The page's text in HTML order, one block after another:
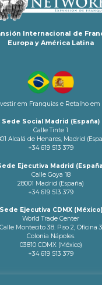
Internacional de
Europa y América Latina
em Franquias e Retalho em
Sede Social Madrid (España)
Calle Tinte 1
Alcalá de Henares, Madrid
+34 619 513 379
Ejecutiva Madrid
Calle Goya 18
28001 Madrid (España)
+34 619 513 379
Sede Ejecutiva CDMX (México)
World Trade Center
Calle Montecito 38. Piso 2, Oficina 3
Colonia Nápoles.
03810 CDMX (México)
+34 619 513 379